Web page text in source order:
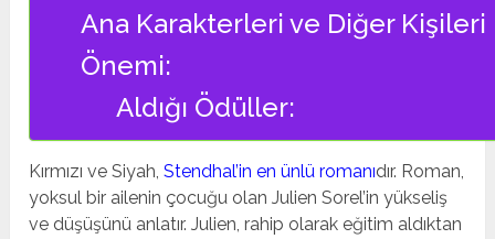
Ana Karakterleri ve Diğer Kişileri
Önemi:
Aldığı Ödüller:
Kırmızı ve Siyah,Stendhal’in en ünlü romanıdır. Roman,
yoksul bir ailenin çocuğu olan Julien Sorel’in yükseliş
ve düşüşünü anlatır. Julien, rahip olarak eğitim aldıktan